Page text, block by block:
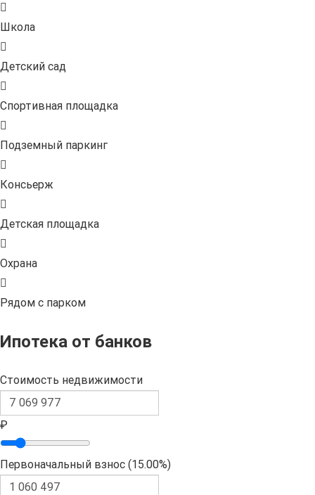
Школа
Детский сад
Спортивная площадка
Подземный паркинг
Консьерж
Детская площадка
Охрана
Рядом с парком
Ипотека от банков
Стоимость недвижимости
₽
Первоначальный взнос (15.00%)